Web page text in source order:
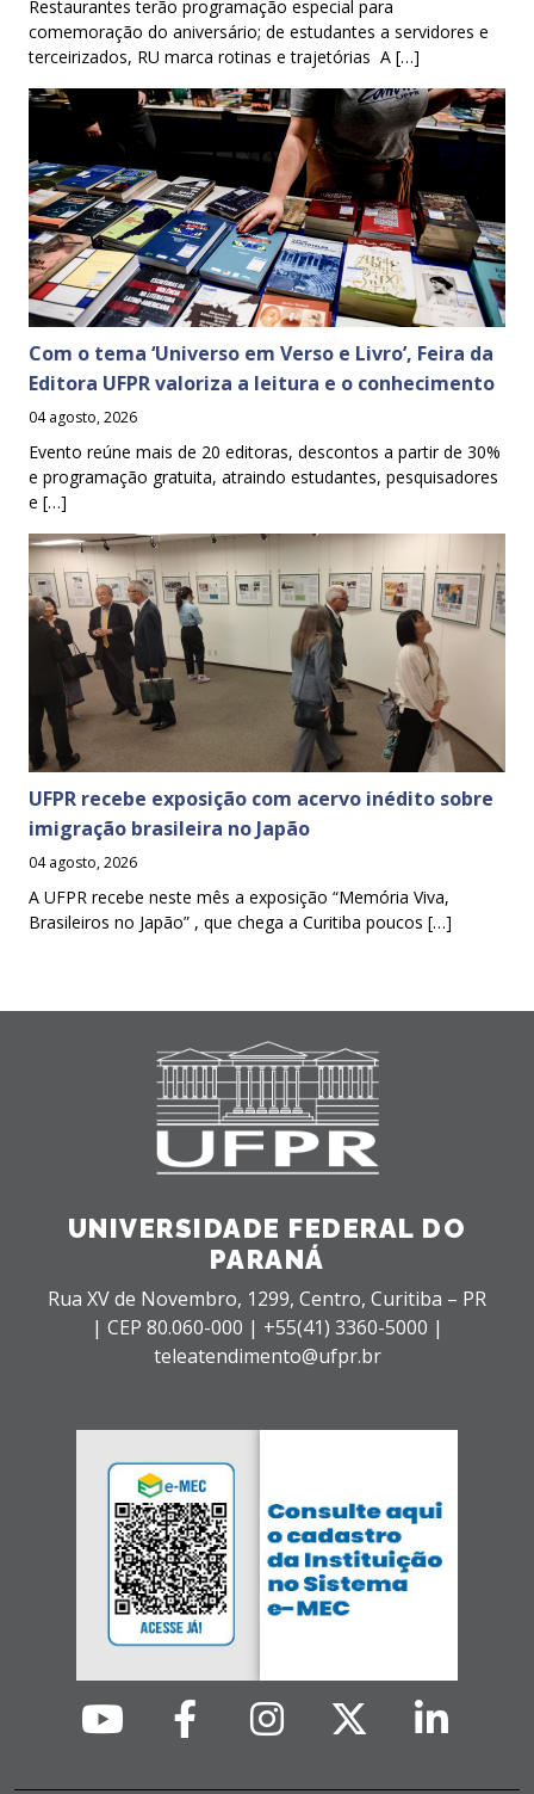
Restaurantes terão programação especial para
comemoração do aniversário; de estudantes a servidores e
terceirizados, RU marca rotinas e trajetórias A […]
Com o tema ‘Universo em Verso e Livro’, Feira da
Editora UFPR valoriza a leitura e o conhecimento
04 agosto, 2026
Evento reúne mais de 20 editoras, descontos a partir de 30%
e programação gratuita, atraindo estudantes, pesquisadores
e […]
UFPR recebe exposição com acervo inédito sobre
imigração brasileira no Japão
04 agosto, 2026
A UFPR recebe neste mês a exposição “Memória Viva,
Brasileiros no Japão” , que chega a Curitiba poucos […]
UNIVERSIDADE FEDERAL DO
PARANÁ
Rua XV de Novembro, 1299, Centro, Curitiba – PR
| CEP 80.060-000 | +55(41) 3360-5000 |
teleatendimento@ufpr.br